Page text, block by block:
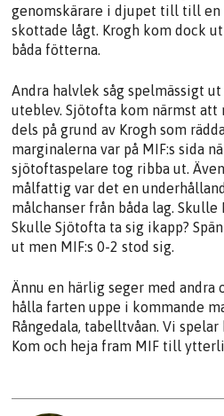
genomskärare i djupet till till en
skottade lågt. Krogh kom dock
båda fötterna.
Andra halvlek såg spelmässigt
uteblev. Sjötofta kom närmst att
dels på grund av Krogh som
marginalerna var på MIF:s sida
sjötoftaspelare tog ribba ut.
målfattig var det en
målchanser från båda lag.
Skulle Sjötofta ta sig ikapp?
ut men MIF:s 0-2 stod sig.
Ännu en härlig seger med andra
hålla farten uppe i kommande
Rångedala, tabelltvåan. Vi spelar
Kom och heja fram MIF till